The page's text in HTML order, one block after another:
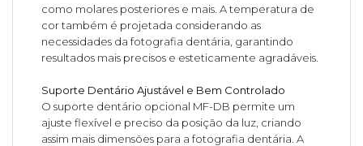
como molares posteriores e mais. A temperatura de
cor também é projetada considerando as
necessidades da fotografia dentária, garantindo
resultados mais precisos e esteticamente agradáveis.
Suporte Dentário Ajustável e Bem Controlado
O suporte dentário opcional MF-DB permite um
ajuste flexível e preciso da posição da luz, criando
assim mais dimensões para a fotografia dentária. A